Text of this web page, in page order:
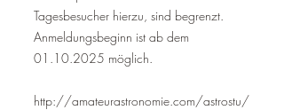
Tagesbesucher hierzu, sind begrenzt.
Anmeldungsbeginn ist ab dem
01.10.2025 möglich.​
http://amateurastronomie.com/astrostu/